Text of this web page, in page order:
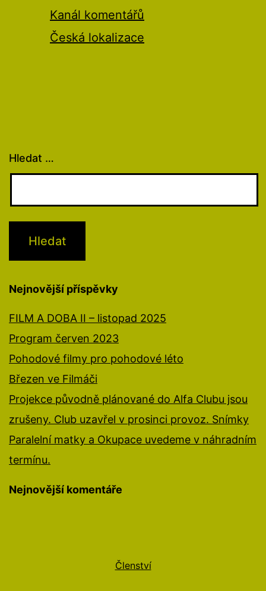
Kanál komentářů
Česká lokalizace
Hledat …
Nejnovější příspěvky
FILM A DOBA II – listopad 2025
Program červen 2023
Pohodové filmy pro pohodové léto
Březen ve Filmáči
Projekce původně plánované do Alfa Clubu jsou
zrušeny. Club uzavřel v prosinci provoz. Snímky
Paralelní matky a Okupace uvedeme v náhradním
termínu.
Nejnovější komentáře
Členství